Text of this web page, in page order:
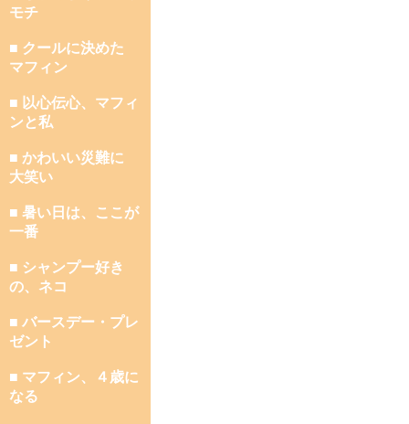
モチ
■ クールに決めた
マフィン
■ 以心伝心、マフィ
ンと私
■ かわいい災難に
大笑い
■ 暑い日は、ここが
一番
■ シャンプー好き
の、ネコ
■ バースデー・プレ
ゼント
■ マフィン、４歳に
なる